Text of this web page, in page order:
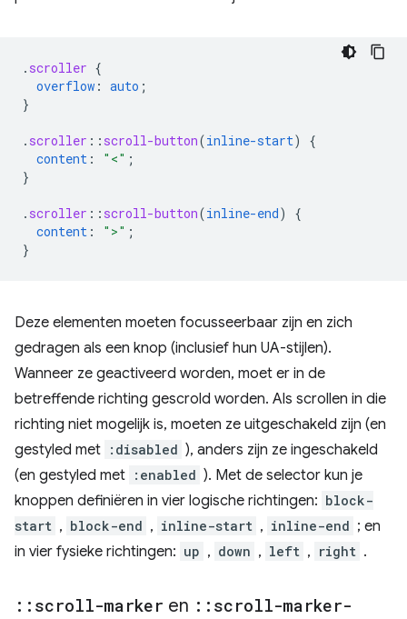
. scroller {
overflow : auto ;
}
. scroller :: scroll-button(inline-start)
{
content : "<" ;
}
. scroller :: scroll-button(inline-end)
{
content : ">" ;
}
Deze elementen moeten focusseerbaar zijn en zich
gedragen als een knop (inclusief hun UA-stijlen).
Wanneer ze geactiveerd worden, moet er in de
betreffende richting gescrold worden. Als scrollen in die
richting niet mogelijk is, moeten ze uitgeschakeld zijn (en
gestyled met :disabled ), anders zijn ze ingeschakeld
(en gestyled met :enabled ). Met de selector kun je
knoppen definiëren in vier logische richtingen: block-
start , block-end , inline-start , inline-end ; en
in vier fysieke richtingen: up , down , left , right .
:: scroll-marker en :: scroll-marker-